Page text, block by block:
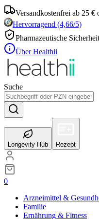
Versandkostenfrei ab 25 €
Hervorragend (4,66/5)
Pharmazeutische
Über Healthii
Suche
Longevity Hub Rezept
0
Arzneimittel &
Familie
Ernährung & Fitness